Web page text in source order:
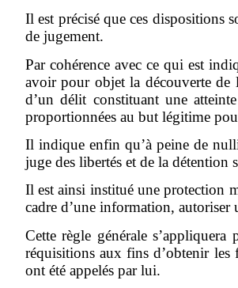
Il est précisé que ces dispositions
de jugement.
Par cohérence avec ce qui est
avoir pour objet la découverte de
d’un délit constituant une
proportionnées au but légitime
Il indique enfin qu’à peine de
juge des libertés et de la
Il est ainsi institué une protection
cadre d’une information, autoriser
Cette règle générale
réquisitions aux fins d’obtenir les
ont été appelés par lui.